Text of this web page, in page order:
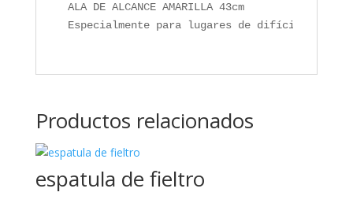
ALA DE ALCANCE AMARILLA 43cm
Especialmente para lugares de difícil
Productos relacionados
espatula de fieltro